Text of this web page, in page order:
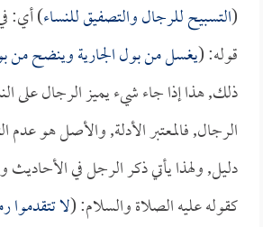
(التسبيح للرجال والتصفيق للنساء) أي:
قوله: (يغسل من بول الجارية وينضح من
ذلك, هذا إذا جاء شيء يميز الرجال على
الرجال, فالمعتبر الأدلة, والأصل هو
دليل, ولهذا يأتي ذكر الرجل في
كقوله عليه الصلاة والسلام: (لا